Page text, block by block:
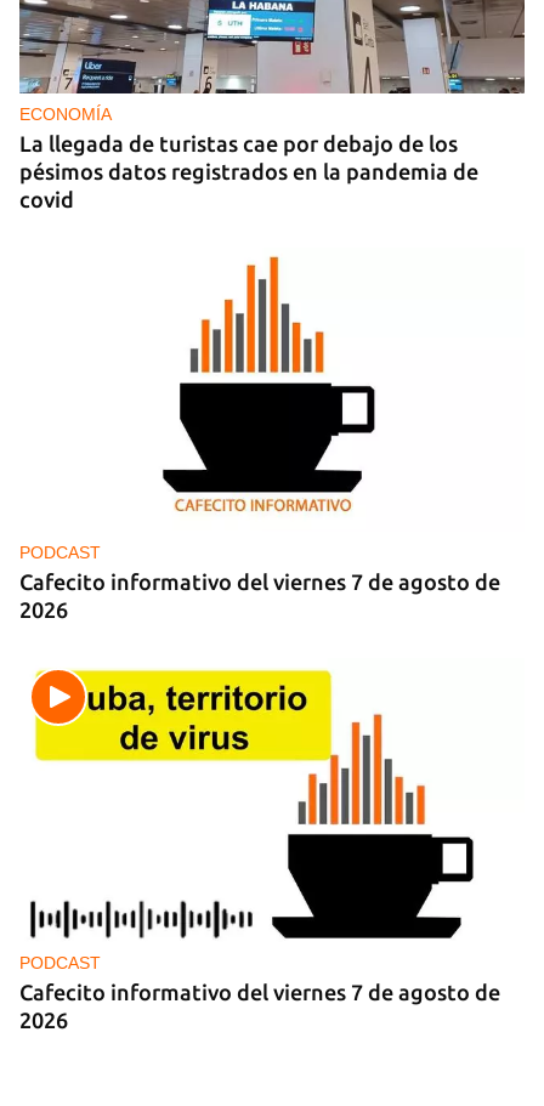
MIAMI
La hija de un diplomático castrista expulsado de
EE UU en 2003 está bajo custodia del ICE
ECONOMÍA
La llegada de turistas cae por debajo de los
pésimos datos registrados en la pandemia de
covid
PODCAST
Cafecito informativo del viernes 7 de agosto de
2026
PODCAST
Cafecito informativo del viernes 7 de agosto de
2026